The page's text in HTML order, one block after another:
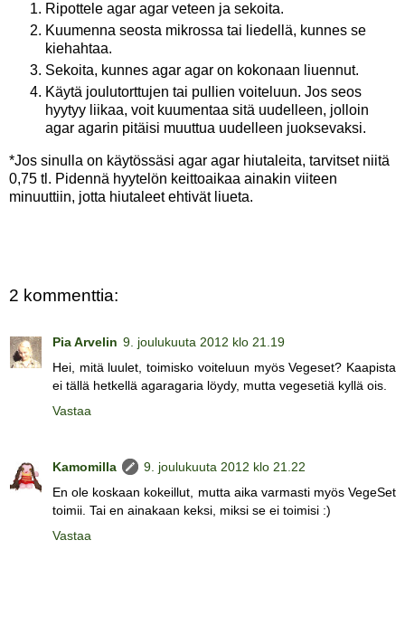
Ripottele agar agar veteen ja sekoita.
Kuumenna seosta mikrossa tai liedellä, kunnes se
kiehahtaa.
Sekoita, kunnes agar agar on kokonaan liuennut.
Käytä joulutorttujen tai pullien voiteluun. Jos seos
hyytyy liikaa, voit kuumentaa sitä uudelleen, jolloin
agar agarin pitäisi muuttua uudelleen juoksevaksi.
*Jos sinulla on käytössäsi agar agar hiutaleita, tarvitset niitä
0,75 tl. Pidennä hyytelön keittoaikaa ainakin viiteen
minuuttiin, jotta hiutaleet ehtivät liueta.
2 kommenttia:
Pia Arvelin 9. joulukuuta 2012 klo 21.19
Hei, mitä luulet, toimisko voiteluun myös Vegeset? Kaapista
ei tällä hetkellä agaragaria löydy, mutta vegesetiä kyllä ois.
Vastaa
Kamomilla
9. joulukuuta 2012 klo 21.22
En ole koskaan kokeillut, mutta aika varmasti myös VegeSet
toimii. Tai en ainakaan keksi, miksi se ei toimisi :)
Vastaa